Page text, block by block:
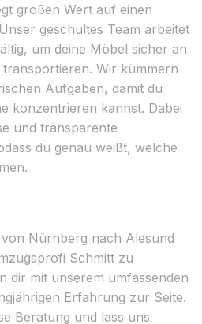
großen Wert auf einen
geschultes Team arbeitet
um deine Möbel sicher an
Wir kümmern
Aufgaben, damit du
konzentrieren kannst. Dabei
und transparente
du genau weißt, welche
Nürnberg nach Alesund
Schmitt zu
dir mit unserem umfassenden
Erfahrung zur Seite.
Beratung und lass uns